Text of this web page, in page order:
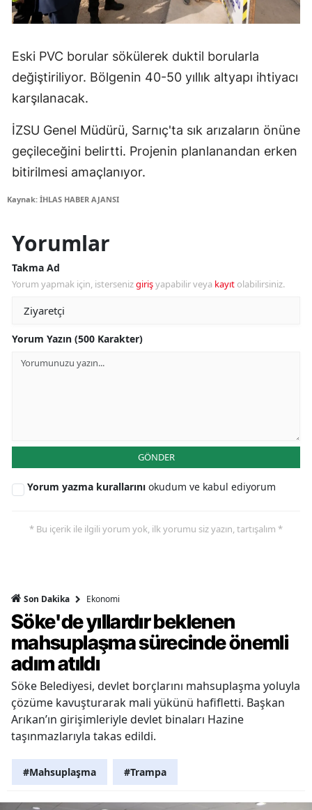
Eski PVC borular sökülerek duktil borularla
değiştiriliyor. Bölgenin 40-50 yıllık altyapı ihtiyacı
karşılanacak.
İZSU Genel Müdürü, Sarnıç'ta sık arızaların önüne
geçileceğini belirtti. Projenin planlanandan erken
bitirilmesi amaçlanıyor.
Kaynak: İHLAS HABER AJANSI
Yorumlar
Takma Ad
Yorum yapmak için, istersenizgirişyapabilir veya kayıt olabilirsiniz.
Yorum Yazın (500 Karakter)
GÖNDER
Yorum yazma kurallarını okudum ve kabul ediyorum
* Bu içerik ile ilgili yorum yok, ilk yorumu siz yazın, tartışalım *
Son Dakika Ekonomi
Söke'de yıllardır beklenen
mahsuplaşma sürecinde önemli
adım atıldı
Söke Belediyesi, devlet borçlarını mahsuplaşma yoluyla
çözüme kavuşturarak mali yükünü hafifletti. Başkan
Arıkan’ın girişimleriyle devlet binaları Hazine
taşınmazlarıyla takas edildi.
#Mahsuplaşma #Trampa